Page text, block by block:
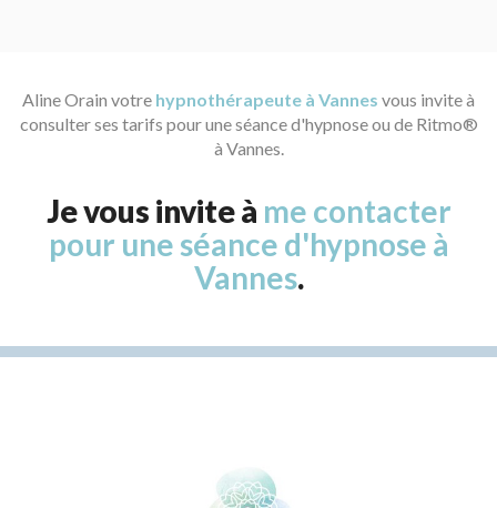
Aline Orain votre hypnothérapeute à Vannes vous invite à
consulter ses tarifs pour une séance d'hypnose ou de Ritmo®
à Vannes.
Je vous invite à me contacter
pour une séance d'hypnose à
Vannes.